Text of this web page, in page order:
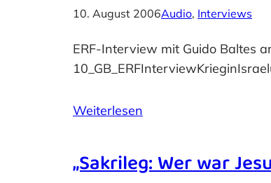
10. August 2006Audio, Interviews
ERF-Interview mit Guido Baltes
Weiterlesen
„Sakrileg: Wer war